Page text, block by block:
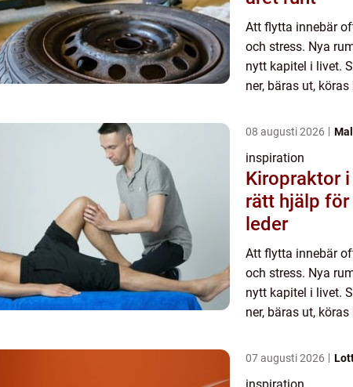
Att flytta innebär
och stress. Nya
nytt kapitel i livet.
ner, bäras ut,
08 augusti 2026
inspiration
Kiropraktor
rätt hjälp för
leder
Att flytta innebär
och stress. Nya
nytt kapitel i livet.
ner, bäras ut,
07 augusti 2026